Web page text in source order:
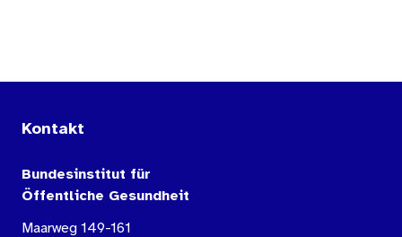
Kontakt
Bundesinstitut für
Öffentliche Gesundheit
Maarweg 149-161